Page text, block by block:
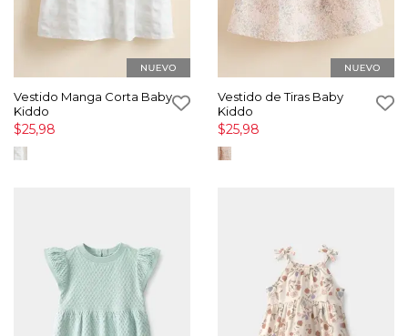
Vestido Manga Corta Baby
Kiddo
$25,98
Vestido de Tiras Baby
Kiddo
$25,98